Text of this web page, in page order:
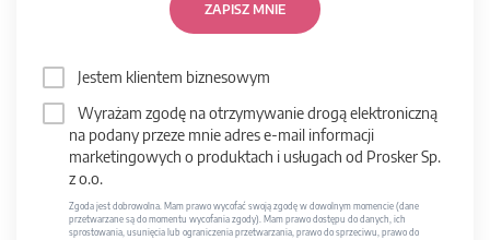
ZAPISZ MNIE
Jestem klientem biznesowym
Wyrażam zgodę na otrzymywanie drogą elektroniczną
na podany przeze mnie adres e-mail informacji
marketingowych o produktach i usługach od Prosker Sp.
z o.o.
Zgoda jest dobrowolna. Mam prawo wycofać swoją zgodę w dowolnym momencie (dane
przetwarzane są do momentu wycofania zgody). Mam prawo dostępu do danych, ich
sprostowania, usunięcia lub ograniczenia przetwarzania, prawo do sprzeciwu, prawo do